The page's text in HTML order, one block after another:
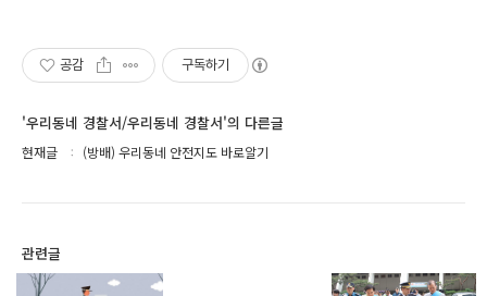
공감 구독하기
'우리동네 경찰서/우리동네 경찰서'의 다른글
현재글 (방배) 우리동네 안전지도 바로알기
관련글